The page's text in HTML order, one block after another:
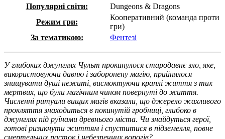
Популярні світи:
Dungeons & Dragons
Режим гри:
Кооперативний (команда проти
гри)
За тематикою:
Фентезі
У глибоких джунглях Чульт прокинулося стародавнє зло, яке,
використовуючи давню і заборонену магію, прийнялося
знищувати душі нежиті, висмоктуючи краплі життя з тих
мертвих, що були магічним чином повернуті до життя.
Численні ритуали вищих магів вказали, що джерело жахливого
прокляття знаходиться в покинутій гробниці, глибоко в
джунглях під руїнами древнього міста. Чи знайдуться герої,
готові ризикнути життям і спуститися в підземелля, повне
смертельних пасток і небезпечних ворогів?